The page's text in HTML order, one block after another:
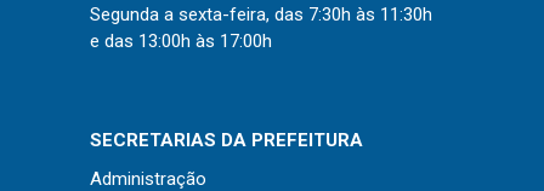
Recursos Humanos
Processo Seletivo
Segunda a sexta-feira, das 7:30h às 11:30h
e das 13:00h às 17:00h
SECRETARIAS DA PREFEITURA
Administração